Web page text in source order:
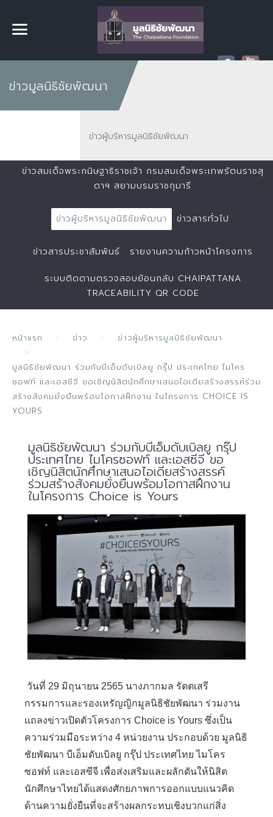
ข่าวมูลนิธิชัยพัฒนา
ข่าวผู้บริหารมูลนิธิชัยพัฒนา
ข่าวสมเด็จพระกนิษฐาธิราชเจ้า กรมสมเด็จพระเทพรัตนราชสุ
ดาฯ สยามบรมราชกุมารี
ข่าวผู้บริหารมูลนิธิชัยพัฒนา ข่าวสารทั่วไป
ข่าวสารประชาสัมพันธ์ รายงานความก้าวหน้าโครงการ
ระบบติดตามตรวจสอบย้อนกลับ CHAIPATTANA
TRACEABILITY QR CODE
หน้าแรก ข่าว ข่าวผู้บริหารมูลนิธิชัยพัฒนา
มูลนิธิชัยพัฒนา ร่วมกับบีเอ็มดับเบิลยู กรุ๊ป ประเทศไทย ไมโคร
ซอฟท์ และเอสซีจี ขอเชิญนิสิตนักศึกษาเสนอไอเดียสร้างสรรค์ร่วม
สร้างสังคมยั่งยืนพร้อมโอกาสฝึกงาน ในโครงการ CHOICE IS
YOURS
มูลนิธิชัยพัฒนา ร่วมกับบีเอ็มดับเบิลยู กรุ๊ป
ประเทศไทย ไมโครซอฟท์ และเอสซีจี ขอ
เชิญนิสิตนักศึกษาเสนอไอเดียสร้างสรรค์
ร่วมสร้างสังคมยั่งยืนพร้อมโอกาสฝึกงาน
ในโครงการ Choice is Yours
วันที่ 29 มิถุนายน 2565 นางภากมล รัตตเสรี
กรรมการและรองเหรัญญิกมูลนิธิชัยพัฒนา ร่วมงาน
แถลงข่าวเปิดตัวโครงการ Choice is Yours ซึ่งเป็น
ความร่วมมือระหว่าง 4 หน่วยงาน ประกอบด้วย มูลนิธิ
ชัยพัฒนา บีเอ็มดับเบิลยู กรุ๊ป ประเทศไทย ไมโคร
ซอฟท์ และเอสซีจี เพื่อส่งเสริมและผลักดันให้นิสิต
นักศึกษาไทยได้แสดงศักยภาพการออกแบบแนวคิด
ด้านความยั่งยืนที่จะสร้างผลกระทบเชิงบวกแก่สิ่ง